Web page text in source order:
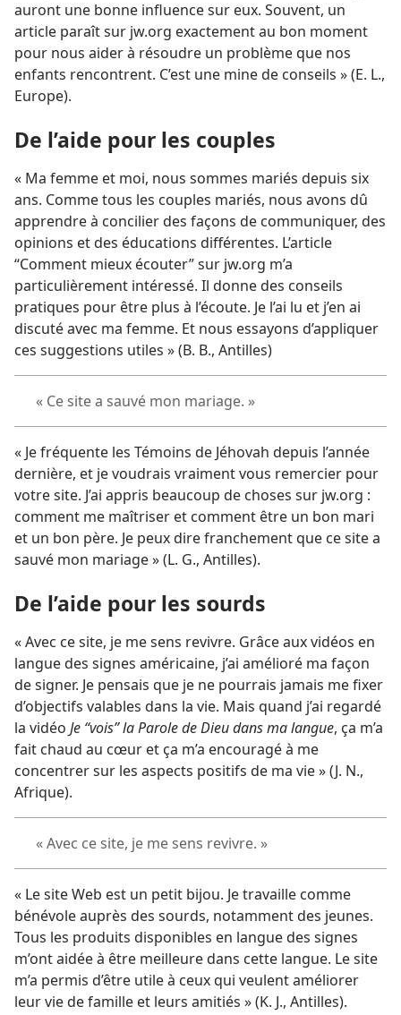
auront une bonne influence sur eux. Souvent, un
article paraît sur jw.org exactement au bon moment
pour nous aider à résoudre un problème que nos
enfants rencontrent. C’est une mine de conseils » (E. L.,
Europe).
De l’aide pour les couples
« Ma femme et moi, nous sommes mariés depuis six
ans. Comme tous les couples mariés, nous avons dû
apprendre à concilier des façons de communiquer, des
opinions et des éducations différentes. L’article
“Comment mieux écouter” sur jw.org m’a
particulièrement intéressé. Il donne des conseils
pratiques pour être plus à l’écoute. Je l’ai lu et j’en ai
discuté avec ma femme. Et nous essayons d’appliquer
ces suggestions utiles » (B. B., Antilles)
« Ce site a sauvé mon mariage. »
« Je fréquente les Témoins de Jéhovah depuis l’année
dernière, et je voudrais vraiment vous remercier pour
votre site. J’ai appris beaucoup de choses sur jw.org :
comment me maîtriser et comment être un bon mari
et un bon père. Je peux dire franchement que ce site a
sauvé mon mariage » (L. G., Antilles).
De l’aide pour les sourds
« Avec ce site, je me sens revivre. Grâce aux vidéos en
langue des signes américaine, j’ai amélioré ma façon
de signer. Je pensais que je ne pourrais jamais me fixer
d’objectifs valables dans la vie. Mais quand j’ai regardé
la vidéo Je “vois” la Parole de Dieu dans ma langue, ça m’a
fait chaud au cœur et ça m’a encouragé à me
concentrer sur les aspects positifs de ma vie » (J. N.,
Afrique).
« Avec ce site, je me sens revivre. »
« Le site Web est un petit bijou. Je travaille comme
bénévole auprès des sourds, notamment des jeunes.
Tous les produits disponibles en langue des signes
m’ont aidée à être meilleure dans cette langue. Le site
m’a permis d’être utile à ceux qui veulent améliorer
leur vie de famille et leurs amitiés » (K. J., Antilles).